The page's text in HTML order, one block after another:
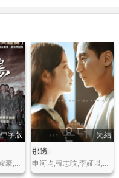
字版
薛景求,安聖基,許峻豪,鄭在泳,姜聲振,姜信日,鄭柔美,金康宇,林元熙
完結
那邊
申河均,韓志旼,李姃垠,鄭進永